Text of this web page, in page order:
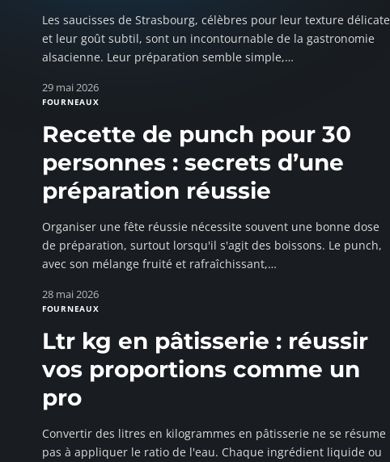
Les saucisses de Strasbourg, célèbres pour leur texture délicate
et leur goût subtil, sont un incontournable de la gastronomie
alsacienne. Leur préparation semble simple,…
29 mai 2026
FOURNEAUX
Recette de punch pour 30
personnes : secrets d’une
préparation réussie
Organiser une fête réussie nécessite souvent une bonne dose
de préparation, surtout lorsqu'il s'agit des boissons. Le punch,
avec son mélange fruité et rafraîchissant,…
28 mai 2026
FOURNEAUX
Ltr kg en pâtisserie : réussir
vos proportions comme un
pro
Convertir des litres en kilogrammes en pâtisserie ne se résume
pas à appliquer le ratio de l'eau. Chaque ingrédient liquide ou